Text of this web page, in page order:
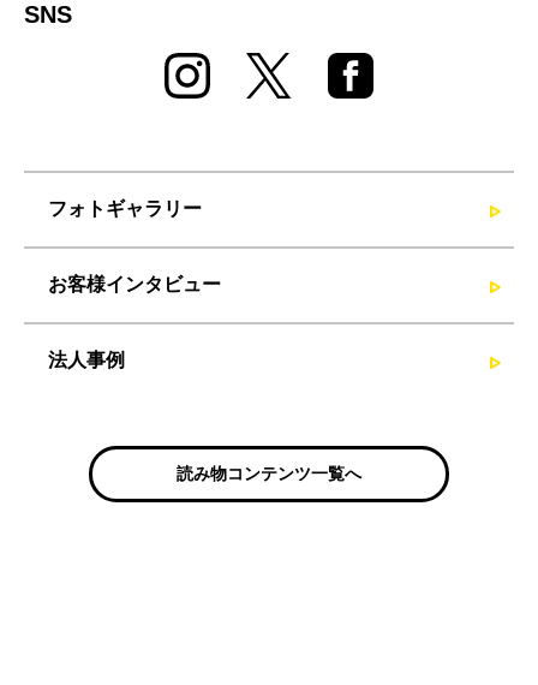
SNS
フォトギャラリー
お客様インタビュー
法人事例
読み物コンテンツ一覧へ